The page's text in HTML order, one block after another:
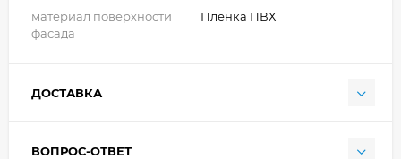
материал поверхности
фасада
Плёнка ПВХ
ДОСТАВКА
ВОПРОС-ОТВЕТ